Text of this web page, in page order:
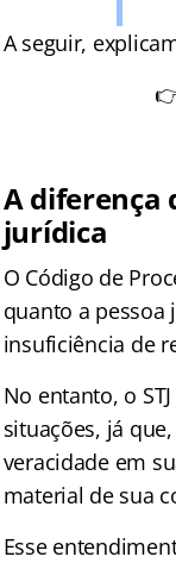
A seguir,
A diferença
jurídica
O Código de
quanto a
insuficiência de
No entanto, o
situações, já
veracidade em
material de sua
Esse